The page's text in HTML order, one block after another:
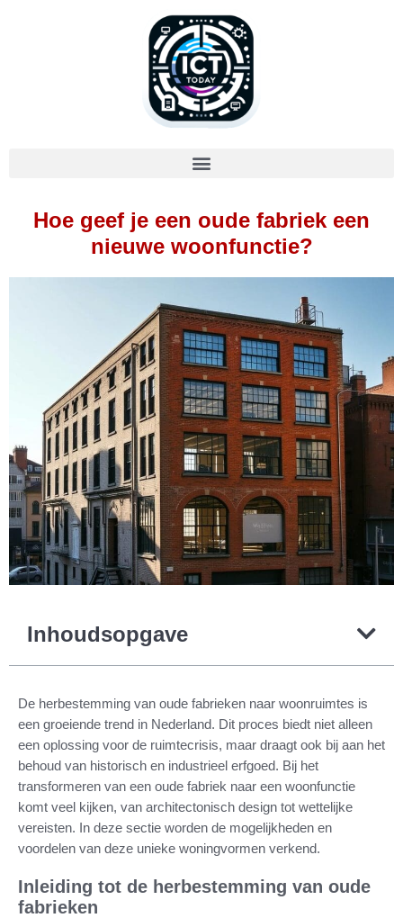
Hoe geef je een oude fabriek een
nieuwe woonfunctie?
Inhoudsopgave
De herbestemming van oude fabrieken naar woonruimtes is
een groeiende trend in Nederland. Dit proces biedt niet alleen
een oplossing voor de ruimtecrisis, maar draagt ook bij aan het
behoud van historisch en industrieel erfgoed. Bij het
transformeren van een oude fabriek naar een woonfunctie
komt veel kijken, van architectonisch design tot wettelijke
vereisten. In deze sectie worden de mogelijkheden en
voordelen van deze unieke woningvormen verkend.
Inleiding tot de herbestemming van oude
fabrieken